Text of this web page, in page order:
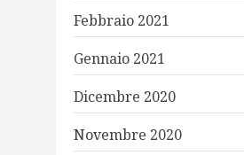
Febbraio 2021
Gennaio 2021
Dicembre 2020
Novembre 2020